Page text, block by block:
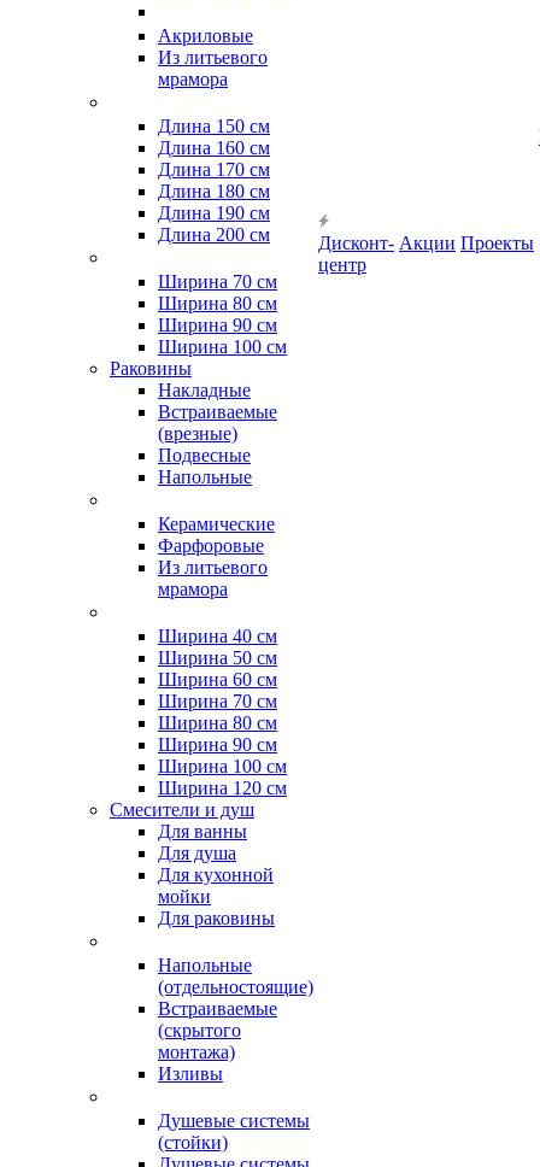
Акриловые
Из литьевого
мрамора
Длина 150 см
Длина 160 см
Длина 170 см
Длина 180 см
Длина 190 см
Длина 200 см
Ширина 70 см
Ширина 80 см
Ширина 90 см
Ширина 100 см
Раковины
Накладные
Встраиваемые
(врезные)
Подвесные
Напольные
Керамические
Фарфоровые
Из литьевого
мрамора
Ширина 40 см
Ширина 50 см
Ширина 60 см
Ширина 70 см
Ширина 80 см
Ширина 90 см
Ширина 100 см
Ширина 120 см
Смесители и душ
Для ванны
Для душа
Для кухонной
мойки
Для раковины
Напольные
(отдельностоящие)
Встраиваемые
(скрытого
монтажа)
Изливы
Душевые системы
(стойки)
Дисконт-
центр
Акции Проекты